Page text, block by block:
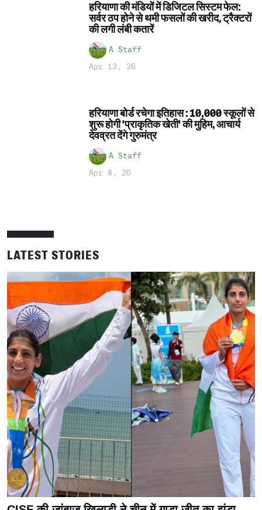
हरियाणा की मंडियों में डिजिटल सिस्टम फेल:
सर्वर ठप होने से थमी फसलों की खरीद, ट्रैक्टरों
की लगी लंबी कतारें
A Staff
Apr 13, 26
हरियाणा बोर्ड रचेगा इतिहास : 10,000 स्कूलों से
शुरू होगी 'प्राकृतिक खेती' की मुहिम, आचार्य
देवव्रत देंगे गुरुमंत्र
A Staff
Apr 8, 26
LATEST STORIES